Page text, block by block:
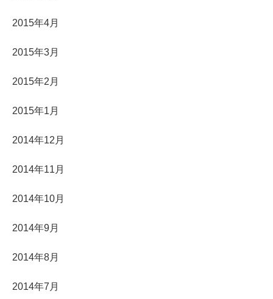
2015年4月
2015年3月
2015年2月
2015年1月
2014年12月
2014年11月
2014年10月
2014年9月
2014年8月
2014年7月